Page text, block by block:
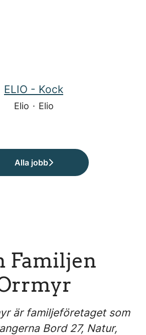
ELIO - Kock
Elio · Elio
Alla jobb
Familjen
är familjeföretaget som
Bord 27, Natur,